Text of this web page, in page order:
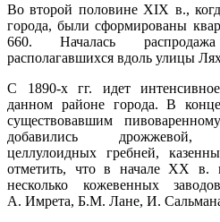
Во второй половине XIX в.,
города, были сформированы
660. Началась
располагавшихся вдоль улицы
С 1890-х гг. идет
данном районе города. В
существовавшим
добавились дрожжевой,
целлулоидных гребней,
отметить, что в начале XX в.
несколько кожевенных
А. Имрета, Б.М. Лане, И.